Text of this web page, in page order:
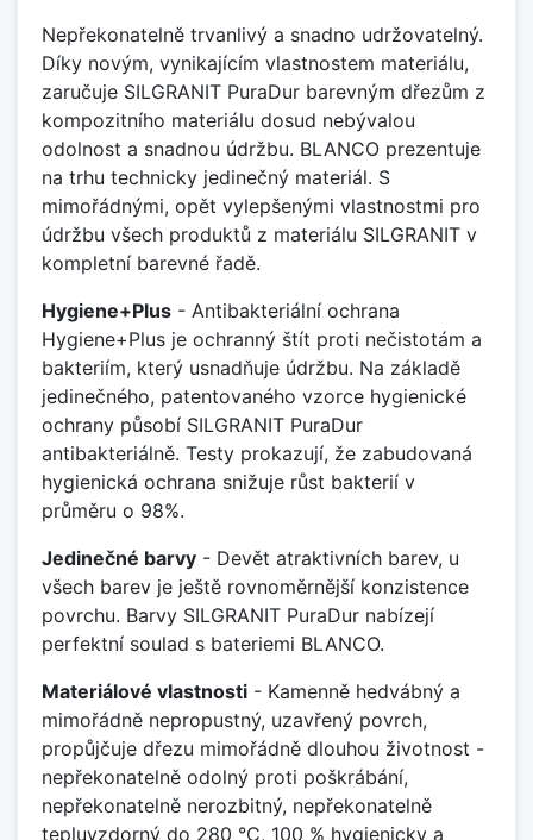
Nepřekonatelně trvanlivý a snadno udržovatelný.
Díky novým, vynikajícím vlastnostem materiálu,
zaručuje SILGRANIT PuraDur barevným dřezům z
kompozitního materiálu dosud nebývalou
odolnost a snadnou údržbu. BLANCO prezentuje
na trhu technicky jedinečný materiál. S
mimořádnými, opět vylepšenými vlastnostmi pro
údržbu všech produktů z materiálu SILGRANIT v
kompletní barevné řadě.
Hygiene+Plus - Antibakteriální ochrana
Hygiene+Plus je ochranný štít proti nečistotám a
bakteriím, který usnadňuje údržbu. Na základě
jedinečného, patentovaného vzorce hygienické
ochrany působí SILGRANIT PuraDur
antibakteriálně. Testy prokazují, že zabudovaná
hygienická ochrana snižuje růst bakterií v
průměru o 98%.
Jedinečné barvy - Devět atraktivních barev, u
všech barev je ještě rovnoměrnější konzistence
povrchu. Barvy SILGRANIT PuraDur nabízejí
perfektní soulad s bateriemi BLANCO.
Materiálové vlastnosti - Kamenně hedvábný a
mimořádně nepropustný, uzavřený povrch,
propůjčuje dřezu mimořádně dlouhou životnost -
nepřekonatelně odolný proti poškrábání,
nepřekonatelně nerozbitný, nepřekonatelně
tepluvzdorný do 280 °C, 100 % hygienicky a